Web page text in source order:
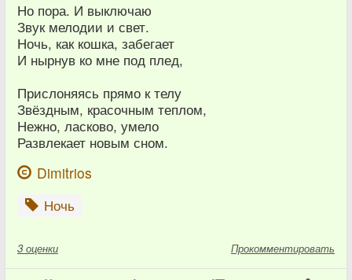
Но пора. И выключаю
Звук мелодии и свет.
Ночь, как кошка, забегает
И нырнув ко мне под плед,
Прислоняясь прямо к телу
Звёздным, красочным теплом,
Нежно, ласково, умело
Развлекает новым сном.
Dimitrios
Ночь
3 оценки Прокомментировать